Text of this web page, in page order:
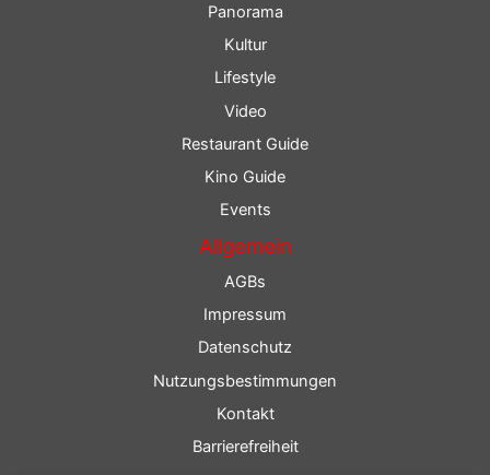
Panorama
Kultur
Lifestyle
Video
Restaurant Guide
Kino Guide
Events
Allgemein
AGBs
Impressum
Datenschutz
Nutzungsbestimmungen
Kontakt
Barrierefreiheit